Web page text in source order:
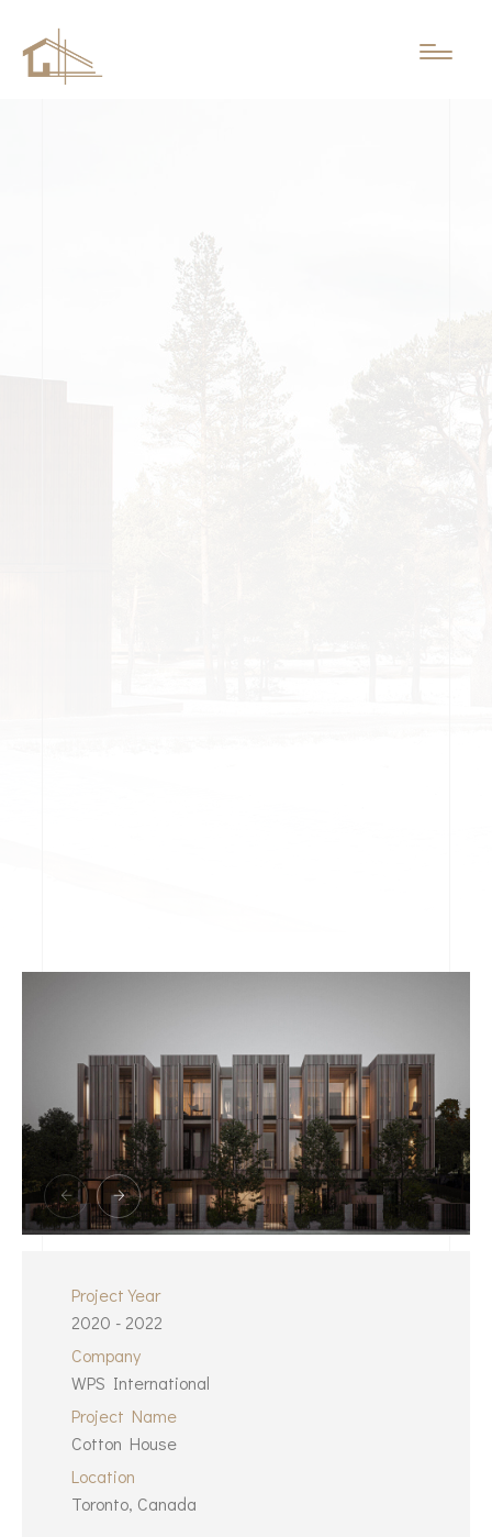
Project Year
2020 - 2022
Company
WPS International
Project Name
Cotton House
Location
Toronto, Canada